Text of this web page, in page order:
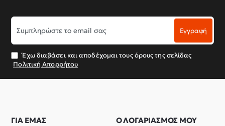
Συμπληρώστε
το
email
σας
Εγγραφή
Έχω διαβάσει και αποδέχομαι τους όρους της σελίδας
Πολιτική Απορρήτου
ΓΙΑ ΕΜΑΣ Ο ΛΟΓΑΡΙΑΣΜΟΣ ΜΟΥ